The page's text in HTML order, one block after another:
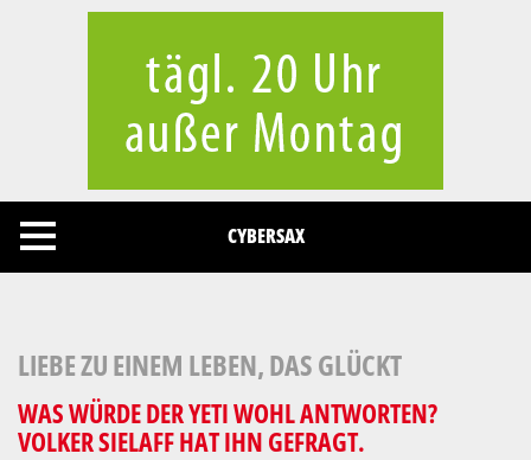
CYBERSAX
LIEBE ZU EINEM LEBEN, DAS GLÜCKT
WAS WÜRDE DER YETI WOHL ANTWORTEN?
VOLKER SIELAFF HAT IHN GEFRAGT.
Cookies management panel